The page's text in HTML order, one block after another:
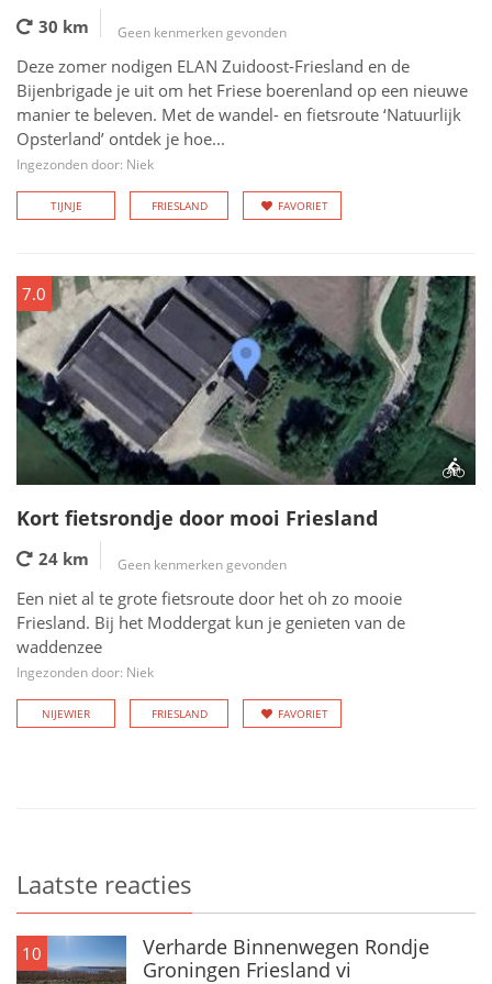
30 km Geen kenmerken gevonden
Deze zomer nodigen ELAN Zuidoost-Friesland en de
Bijenbrigade je uit om het Friese boerenland op een nieuwe
manier te beleven. Met de wandel- en fietsroute ‘Natuurlijk
Opsterland’ ontdek je hoe...
Ingezonden door: Niek
TIJNJE FRIESLAND FAVORIET
7.0
Kort fietsrondje door mooi Friesland
24 km Geen kenmerken gevonden
Een niet al te grote fietsroute door het oh zo mooie
Friesland. Bij het Moddergat kun je genieten van de
waddenzee
Ingezonden door: Niek
NIJEWIER FRIESLAND FAVORIET
Laatste reacties
10
Verharde Binnenwegen Rondje
Groningen Friesland vi